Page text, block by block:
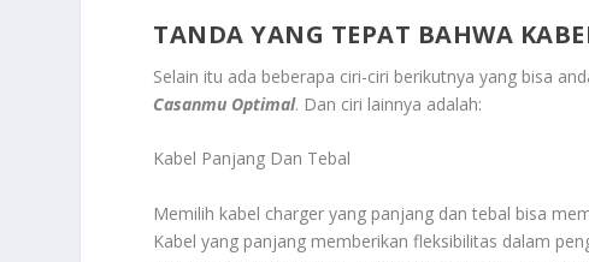
TANDA YANG TEPAT BAHWA
Selain itu ada beberapa ciri-ciri berikutnya yang bisa
Casanmu Optimal. Dan ciri lainnya adalah:
Kabel Panjang Dan Tebal
Memilih kabel charger yang panjang dan tebal bisa
Kabel yang panjang memberikan fleksibilitas dalam